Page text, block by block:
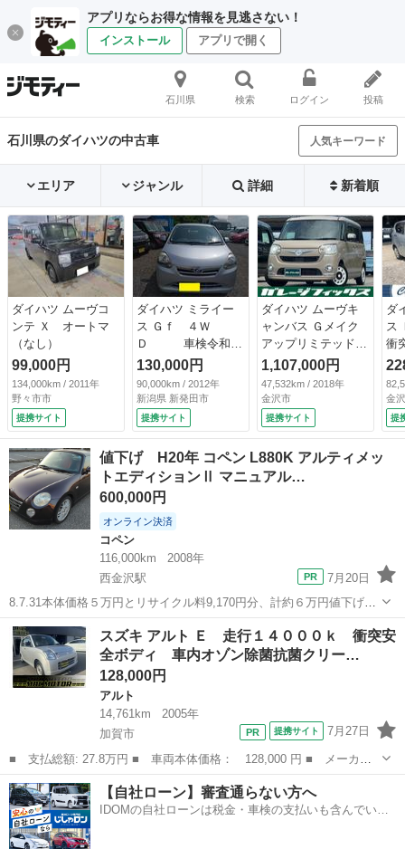
アプリならお得な情報を見逃さない！
インストール アプリで開く
石川県 検索 ログイン 投稿
石川県のダイハツの中古車 人気キーワード
エリア ジャンル 詳細 新着順
ダイハツ ムーヴコ
ンテ Ｘ オートマ
（なし）
99,000円
134,000km / 2011年
野々市市
提携サイト
ダイハツ ミライー
ス Ｇｆ ４Ｗ
Ｄ 車検令和９
年５月迄 （検9.5）
130,000円
90,000km / 2012年
新潟県 新発田市
提携サイト
ダイハツ ムーヴキ
ャンバス Ｇメイク
アップリミテッド
ＳＡＩＩＩ ドライ
ブレコーダー ＥＴ
Ｃ バックカメラ
両側電動スライドド
ア ナビ ＴＶ ク
衝突被害軽減システ
ム オートマチック
1,107,000円
47,532km / 2018年
金沢市
提携サイト
ダ
ス
衝
ス
ン
ー
エ
エ
金
提
値下げ H20年 コペン L880K アルティメッ
トエディションⅡ マニュアル…
600,000円
オンライン決済
コペン
116,000km
2008年
西金沢駅
7月20日
8.7.31本体価格５万円とリサイクル料9,170円分、計約６万円値下げし
ました。 平成20年(2008年)６月登録 ダイハツ コペン アルティメ
ットエディションⅡ マニュアル(MT)の出品です。 走行距離11.6...
石川 金沢市 西金沢駅 メーター
スズキ アルト Ｅ 走行１４０００ｋ 衝突安
全ボディ 車内オゾン除菌抗菌クリー…
128,000円
アルト
14,761km
2005年
加賀市
提携サイト 7月27日
■ 支払総額: 27.8万円 ■ 車両本体価格： 128,000 円 ■ メーカー
名： スズキ ■ 車種名： アルト ■ グレード名： Ｅ 走行１４
０００ｋ 衝突安全ボディ 車内オゾン除菌抗菌クリーニング コー
ティング済 ...
石川 加賀市 アルト エレメント
【自社ローン】審査通らない方へ
IDOMの自社ローンは税金・車検の支払いも含んでいる